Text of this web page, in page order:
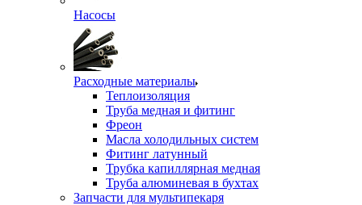
Насосы
Расходные материалы
Теплоизоляция
Труба медная и фитинг
Фреон
Масла холодильных систем
Фитинг латунный
Трубка капиллярная медная
Труба алюминевая в бухтах
Запчасти для мультипекаря